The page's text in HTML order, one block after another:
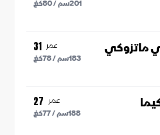
201سم /80كغ
ماتزوكي عمر 31
183سم /78كغ
عمر 27
188سم /77كغ